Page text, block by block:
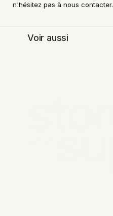
n'hésitez pas à nous contacter.
Voir aussi